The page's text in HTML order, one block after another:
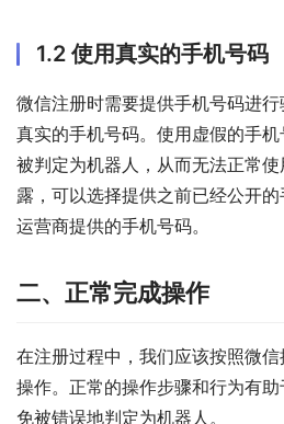
1.2 使用真实的手机号码
微信注册时需要提供手机号码进
真实的手机号码。使用虚假的手
被判定为机器人，从而无法正常
露，可以选择提供之前已经公开
运营商提供的手机号码。
二、正常完成操作
在注册过程中，我们应该按照微
操作。正常的操作步骤和行为有
免被错误地判定为机器人。